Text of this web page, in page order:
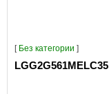
[ Без категории ]
LGG2G561MELC35